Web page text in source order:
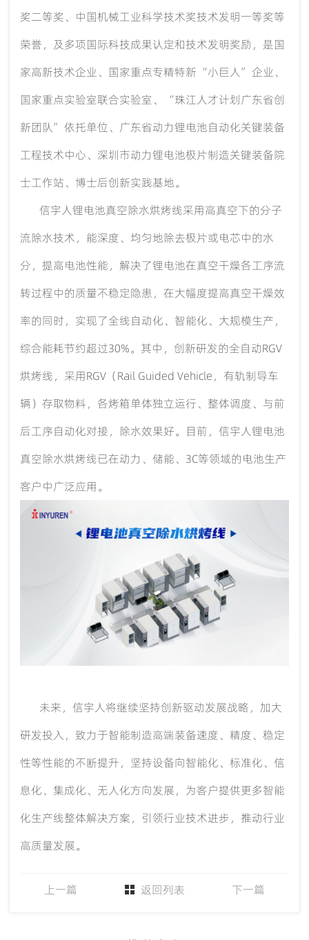
奖二等奖、中国机械工业科学技术奖技术发明一等奖等
荣誉，及多项国际科技成果认定和技术发明奖励，是国
家高新技术企业、国家重点专精特新“小巨人”企业、
国家重点实验室联合实验室、“珠江人才计划广东省创
新团队”依托单位、广东省动力锂电池自动化关键装备
工程技术中心、深圳市动力锂电池极片制造关键装备院
士工作站、博士后创新实践基地。
信宇人锂电池真空除水烘烤线采用高真空下的分子
流除水技术，能深度、均匀地除去极片或电芯中的水
分，提高电池性能，解决了锂电池在真空干燥各工序流
转过程中的质量不稳定隐患，在大幅度提高真空干燥效
率的同时，实现了全线自动化、智能化、大规模生产，
综合能耗节约超过30%。其中，创新研发的全自动RGV
烘烤线，采用RGV（Rail Guided Vehicle，有轨制导车
辆）存取物料，各烤箱单体独立运行、整体调度、与前
后工序自动化对接，除水效果好。目前，信宇人锂电池
真空除水烘烤线已在动力、储能、3C等领域的电池生产
客户中广泛应用。
未来，信宇人将继续坚持创新驱动发展战略，加大
研发投入，致力于智能制造高端装备速度、精度、稳定
性等性能的不断提升，坚持设备向智能化、标准化、信
息化、集成化、无人化方向发展，为客户提供更多智能
化生产线整体解决方案，引领行业技术进步，推动行业
高质量发展。
上一篇 返回列表 下一篇